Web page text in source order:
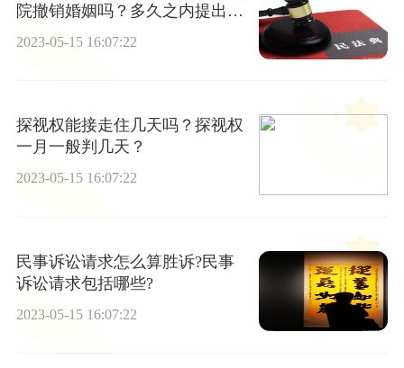
院撤销婚姻吗？多久之内提出撤
2023-05-15 16:07:22
探视权能接走住几天吗？探视权
一月一般判几天？
2023-05-15 16:07:22
民事诉讼请求怎么算胜诉?民事
诉讼请求包括哪些?
2023-05-15 16:07:22